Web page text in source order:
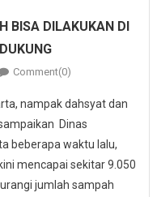
BISA DILAKUKAN DI
Comment(0)
nampak dahsyat dan
Dinas
beberapa waktu lalu,
mencapai sekitar 9.050
jumlah sampah